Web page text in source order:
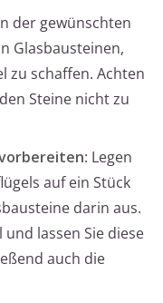
der gewünschten
Glasbausteinen,
zu schaffen. Achten
Steine nicht zu
: Legen
auf ein Stück
darin aus.
lassen Sie diese
auch die